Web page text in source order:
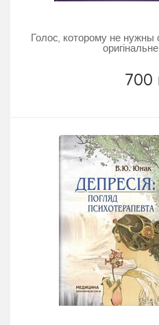
Голос, которому не нужны
700